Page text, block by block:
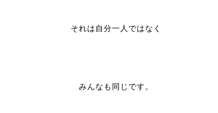
それは自分一人ではなく
みんなも同じです。